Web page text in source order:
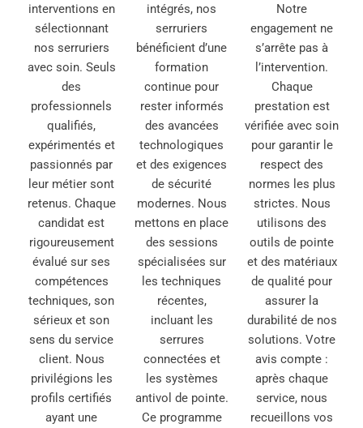
interventions en
sélectionnant
nos serruriers
avec soin. Seuls
des
professionnels
qualifiés,
expérimentés et
passionnés par
leur métier sont
retenus. Chaque
candidat est
rigoureusement
évalué sur ses
compétences
techniques, son
sérieux et son
sens du service
client. Nous
privilégions les
profils certifiés
ayant une
intégrés, nos
serruriers
bénéficient d’une
formation
continue pour
rester informés
des avancées
technologiques
et des exigences
de sécurité
modernes. Nous
mettons en place
des sessions
spécialisées sur
les techniques
récentes,
incluant les
serrures
connectées et
les systèmes
antivol de pointe.
Ce programme
Notre
engagement ne
s’arrête pas à
l’intervention.
Chaque
prestation est
vérifiée avec soin
pour garantir le
respect des
normes les plus
strictes. Nous
utilisons des
outils de pointe
et des matériaux
de qualité pour
assurer la
durabilité de nos
solutions. Votre
avis compte :
après chaque
service, nous
recueillons vos